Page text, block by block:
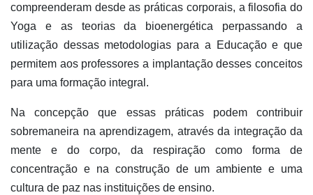
compreenderam desde as práticas corporais, a filosofia do
Yoga e as teorias da bioenergética perpassando a
utilização dessas metodologias para a Educação e que
permitem aos professores a implantação desses conceitos
para uma formação integral.
Na concepção que essas práticas podem contribuir
sobremaneira na aprendizagem, através da integração da
mente e do corpo, da respiração como forma de
concentração e na construção de um ambiente e uma
cultura de paz nas instituições de ensino.